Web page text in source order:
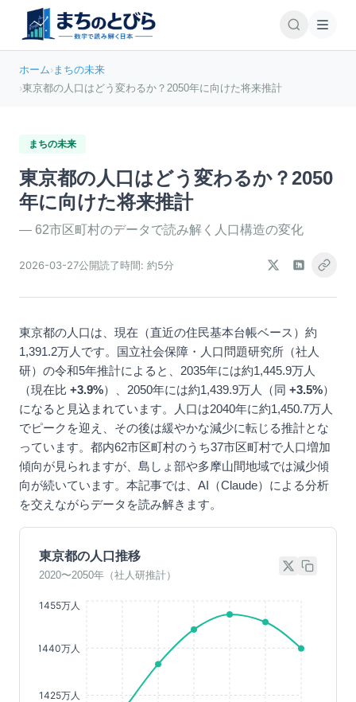
ホーム›まちの未来
›東京都の人口はどう変わるか？2050年に向けた将来推計
まちの未来
東京都の人口はどう変わるか？2050
年に向けた将来推計
— 62市区町村のデータで読み解く人口構造の変化
2026-03-27公開読了時間: 約5分
東京都の人口は、現在（直近の住民基本台帳ベース）約
1,391.2万人です。国立社会保障・人口問題研究所（社人
研）の令和5年推計によると、2035年には約1,445.9万人
（現在比 +3.9%）、2050年には約1,439.9万人（同 +3.5%）
になると見込まれています。人口は2040年に約1,450.7万人
でピークを迎え、その後は緩やかな減少に転じる推計とな
っています。都内62市区町村のうち37市区町村で人口増加
傾向が見られますが、島しょ部や多摩山間地域では減少傾
向が続いています。本記事では、AI（Claude）による分析
を交えながらデータを読み解きます。
東京都の人口推移
2020〜2050年（社人研推計）
1425万人
1440万人
1455万人